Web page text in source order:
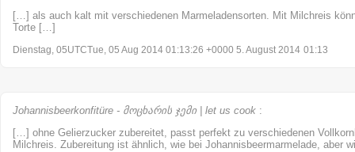
[…] als auch kalt mit verschiedenen Marmeladensorten. Mit Milchreis
Torte […]
Dienstag, 05UTCTue, 05 Aug 2014 01:13:26 +0000 5. August 2014 01:13
Johannisbeerkonfitüre - მოცხარის ჯემი | let us cook :
[…] ohne Gelierzucker zubereitet, passt perfekt zu verschiedenen
Milchreis. Zubereitung ist ähnlich, wie bei Johannisbeermarmelade, aber